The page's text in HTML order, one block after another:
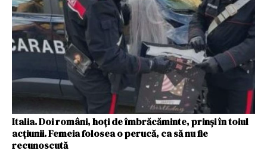
Italia. Doi români, hoți de îmbrăcăminte, prinși în toiul
acțiunii. Femeia folosea o perucă, ca să nu fie
recunoscută